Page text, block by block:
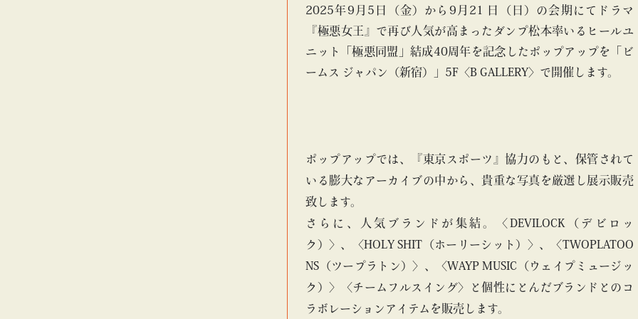
2025年9月5日（金）から9月21 日（日）の会期にてドラマ
『極悪女王』で再び人気が高まったダンプ松本率いるヒールユ
ニット「極悪同盟」結成40周年を記念したポップアップを「ビ
ームス ジャパン（新宿）」5F〈B GALLERY〉で開催します。
ポップアップでは、『東京スポーツ』協力のもと、保管されて
いる膨大なアーカイブの中から、貴重な写真を厳選し展示販売
致します。
さらに、人気ブランドが集結。〈DEVILOCK（デビロッ
ク）〉、〈HOLY SHIT（ホーリーシット）〉、〈TWOPLATOO
NS（ツープラトン）〉、〈WAYP MUSIC（ウェイプミュージッ
ク）〉〈チームフルスイング〉と個性にとんだブランドとのコ
ラボレーションアイテムを販売します。